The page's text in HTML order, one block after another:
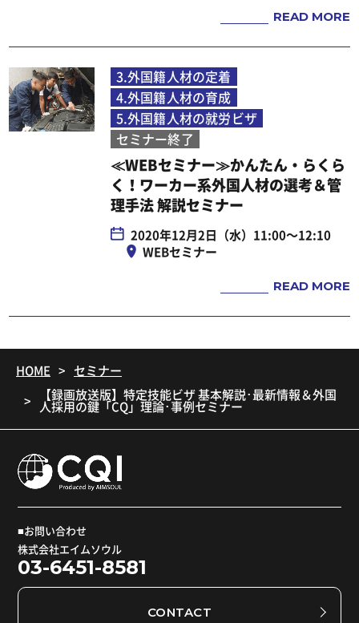
第三者による個人情報の取得に関し、以下の
場合当社は何らの責任を負いません。
（1） 利用者自らが当サービスの機能または
別の手段を用いて特定の企業に個人情報を明
らかにする場合
（2） 利用者自ら、またはその他の利用者が
人が特定できてしまった場合
トにおいて、利用者自らが個人情報が提供
し、またそれが利用された場合
（4） 利用者本人以外が利用者個人を識別で
きる情報（ID・パスワードなど）を入手した
場合
■外部委託について
当社は個人情報の取り扱いの全部または一部
を外部に委託する場合があります。委託を行
う場合には、充分な個人情報保護水準を確保
していることを条件として委託先を選定し、
機密保持に関する契約を結びます。また、当
該委託先における管理については必要かつ適
切な監督を行います。
READ MORE
3.外国籍人材の定着
4.外国籍人材の育成
5.外国籍人材の就労ビザ
セミナー終了
≪WEBセミナー≫かんたん・らくら
く！ワーカー系外国人材の選考＆管
理手法 解説セミナー
2020年12月2日（水）11:00～12:10
WEBセミナー
READ MORE
HOME
セミナー
【録画放送版】特定技能ビザ 基本解説･最新情報＆外国
人採用の鍵「CQ」理論･事例セミナー
■お問い合わせ
株式会社エイムソウル
03-6451-8581
CONTACT